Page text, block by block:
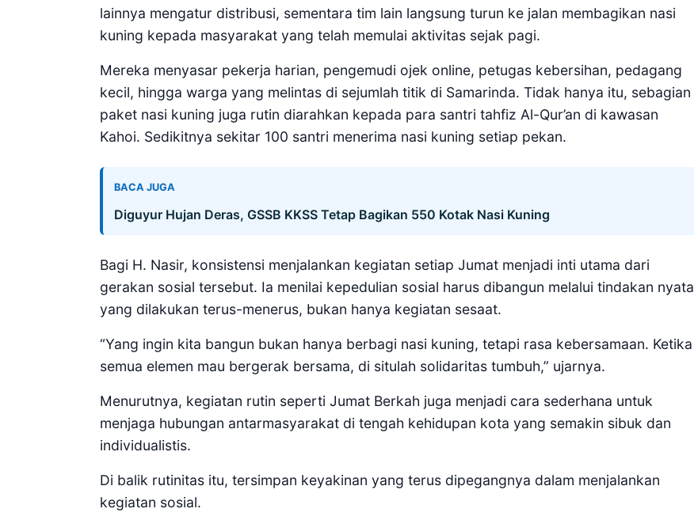
lainnya mengatur distribusi, sementara tim lain langsung turun ke jalan membagikan nasi
kuning kepada masyarakat yang telah memulai aktivitas sejak pagi.
Mereka menyasar pekerja harian, pengemudi ojek online, petugas kebersihan, pedagang
kecil, hingga warga yang melintas di sejumlah titik di Samarinda. Tidak hanya itu, sebagian
paket nasi kuning juga rutin diarahkan kepada para santri tahfiz Al-Qur’an di kawasan
Kahoi. Sedikitnya sekitar 100 santri menerima nasi kuning setiap pekan.
BACA JUGA
Diguyur Hujan Deras, GSSB KKSS Tetap Bagikan 550 Kotak Nasi Kuning
Bagi H. Nasir, konsistensi menjalankan kegiatan setiap Jumat menjadi inti utama dari
gerakan sosial tersebut. Ia menilai kepedulian sosial harus dibangun melalui tindakan nyata
yang dilakukan terus-menerus, bukan hanya kegiatan sesaat.
“Yang ingin kita bangun bukan hanya berbagi nasi kuning, tetapi rasa kebersamaan. Ketika
semua elemen mau bergerak bersama, di situlah solidaritas tumbuh,” ujarnya.
Menurutnya, kegiatan rutin seperti Jumat Berkah juga menjadi cara sederhana untuk
menjaga hubungan antarmasyarakat di tengah kehidupan kota yang semakin sibuk dan
individualistis.
Di balik rutinitas itu, tersimpan keyakinan yang terus dipegangnya dalam menjalankan
kegiatan sosial.